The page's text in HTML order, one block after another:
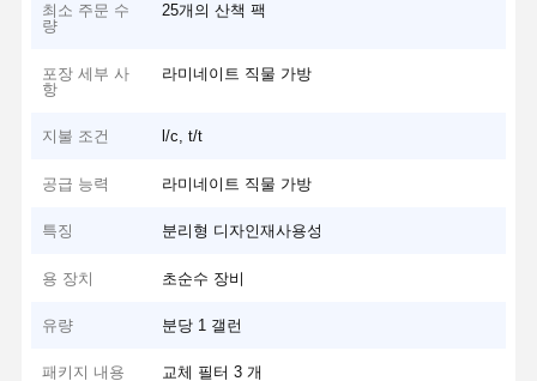
최소 주문 수
량
25개의 산책 팩
포장 세부 사
항
라미네이트 직물 가방
지불 조건 l/c, t/t
공급 능력 라미네이트 직물 가방
특징 분리형 디자인재사용성
용 장치 초순수 장비
유량 분당 1 갤런
패키지 내용 교체 필터 3 개